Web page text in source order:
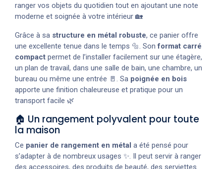
ranger vos objets du quotidien tout en ajoutant une note
moderne et soignée à votre intérieur 🏡
Grâce à sa structure en métal robuste, ce panier offre
une excellente tenue dans le temps 🔩. Sonformat carré
compact permet de l’installer facilement sur une étagère,
un plan de travail, dans une salle de bain, une chambre, un
bureau ou même une entrée 🚪. Sa poignée en bois
apporte une finition chaleureuse et pratique pour un
transport facile 🌿
🏠 Un rangement polyvalent pour toute
la maison
Ce panier de rangement en métal a été pensé pour
s’adapter à de nombreux usages ✨. Il peut servir à ranger
des accessoires, des produits de beauté, des serviettes